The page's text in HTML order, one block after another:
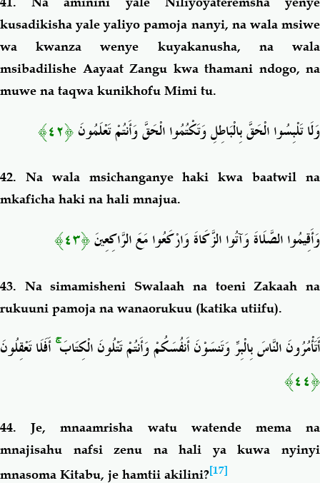
kusadikisha yale yaliyo pamoja nanyi, na wala msiwe
wa kwanza wenye kuyakanusha, na wala
msibadilishe Aayaat Zangu kwa thamani ndogo, na
muwe na taqwa kunikhofu Mimi tu.
وَلَا تَلْبِسُوا الْحَقَّ بِالْبَاطِلِ وَتَكْتُمُوا الْحَقَّ وَأَنتُمْ تَعْلَمُونَ﴿٤٢﴾
42. Na wala msichanganye haki kwa baatwil na
mkaficha haki na hali mnajua.
وَأَقِيمُوا الصَّلَاةَ وَآتُوا الزَّكَاةَ وَارْكَعُوا مَعَ الرَّاكِعِينَ﴿٤٣﴾
43. Na simamisheni Swalaah na toeni Zakaah na
rukuuni pamoja na wanaorukuu (katika utiifu).
أَتَأْمُرُونَ النَّاسَ بِالْبِرِّ وَتَنسَوْنَ أَنفُسَكُمْ وَأَنتُمْ تَتْلُونَ الْكِتَابَۚأَفَلَا تَعْقِلُونَ
﴿٤٤﴾
44. Je, mnaamrisha watu watende mema na
mnajisahu nafsi zenu na hali ya kuwa nyinyi
mnasoma Kitabu, je hamtii akilini?[17]